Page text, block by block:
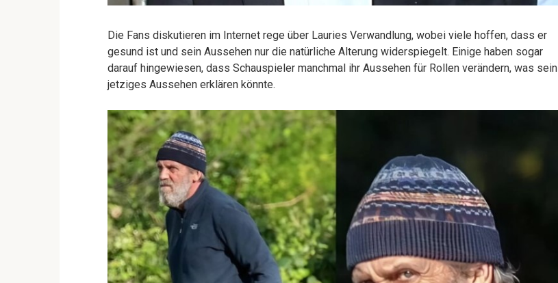
Die Fans diskutieren im Internet rege über Lauries Verwandlung, wobei viele hoffen, dass er
gesund ist und sein Aussehen nur die natürliche Alterung widerspiegelt. Einige haben sogar
darauf hingewiesen, dass Schauspieler manchmal ihr Aussehen für Rollen verändern, was sein
jetziges Aussehen erklären könnte.